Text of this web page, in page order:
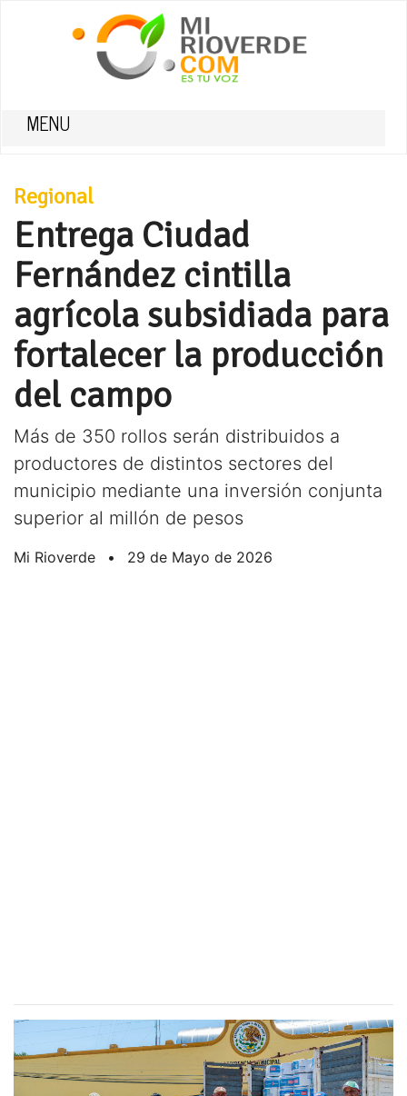
MENU
Regional
Entrega Ciudad
Fernández cintilla
agrícola subsidiada para
fortalecer la producción
del campo
Más de 350 rollos serán distribuidos a
productores de distintos sectores del
municipio mediante una inversión conjunta
superior al millón de pesos
Mi Rioverde • 29 de Mayo de 2026